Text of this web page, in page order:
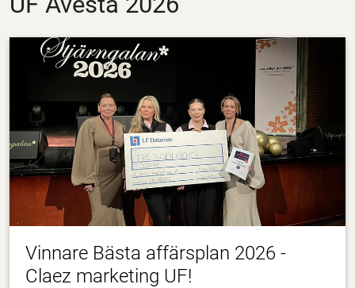
Vinnare Bästa affärsplan 2026 -
Claez marketing UF!